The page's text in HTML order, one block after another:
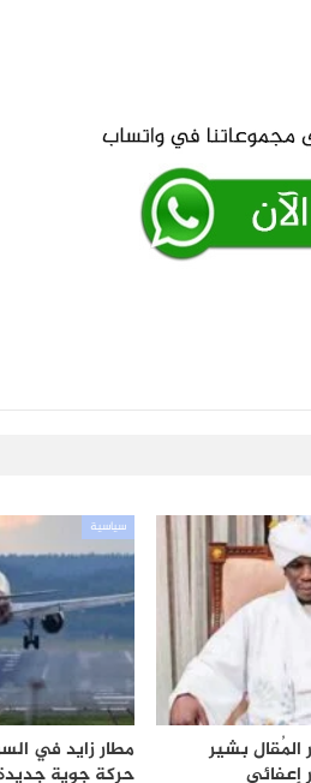
المُقال بشير
إعفائي
سياسية
مطار زايد في
حركة جوية